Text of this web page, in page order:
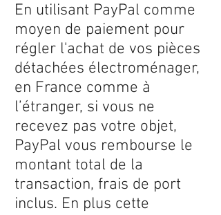
En utilisant PayPal comme
moyen de paiement pour
régler l'achat de vos pièces
détachées électroménager,
en France comme à
l’étranger, si vous ne
recevez pas votre objet,
PayPal vous rembourse le
montant total de la
transaction, frais de port
inclus. En plus cette